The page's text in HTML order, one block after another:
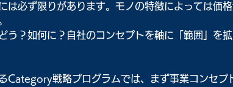
には必ず限りがあります。モノの特徴によっては価
う？如何に？自社のコンセプトを軸に「範囲」を
Category戦略プログラムでは、まず事業コンセプ